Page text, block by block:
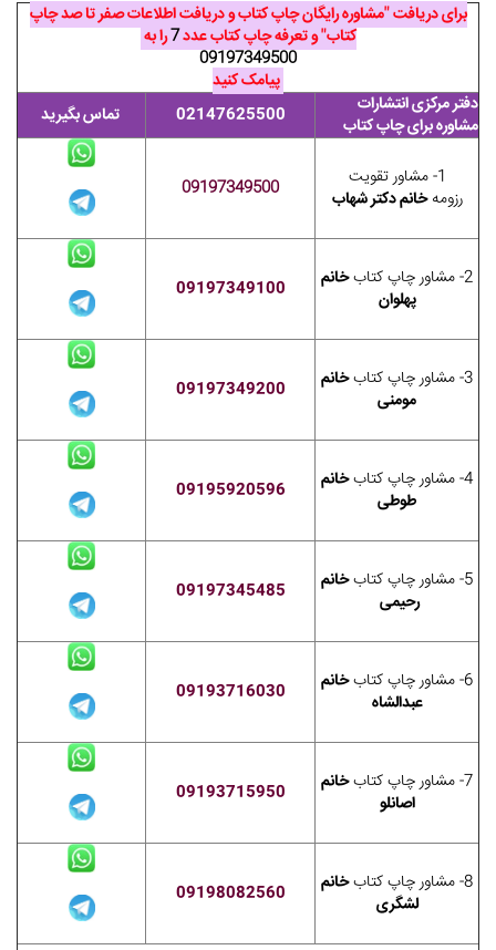
برای دریافت "مشاوره رایگان چاپ کتاب و دریافت اطلاعات صفر تا صد چاپ
کتاب" و تعرفه چاپ کتاب عدد7را به
09197349500
پیامک کنید
دفتر مرکزی انتشارات
مشاوره برای چاپ کتاب
02147625500 تماس بگیرید
1- مشاور تقویت
رزومهخانم دکتر شهاب 09197349500
2- مشاور چاپ کتاب
خانم
پهلوان
09197349100
3- مشاور چاپ کتاب
خانم
مومنی
09197349200
4- مشاور چاپ کتاب
خانم
طوطی
09195920596
5- مشاور چاپ کتاب
خانم
رحیمی
09197345485
6- مشاور چاپ کتاب
خانم
عبدالشاه
09193716030
7- مشاور چاپ کتاب
خانم
اصانلو
09193715950
8- مشاور چاپ کتاب
خانم
لشگری
09198082560